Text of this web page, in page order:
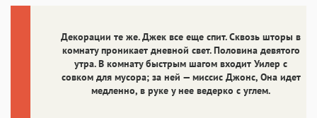
Декорации те же. Джек все еще спит. Сквозь шторы в
комнату проникает дневной свет. Половина девятого
утра. В комнату быстрым шагом входит Уилер с
совком для мусора; за ней — миссис Джонс, Она идет
медленно, в руке у нее ведерко с углем.